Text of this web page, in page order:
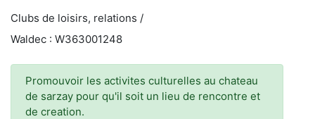
Clubs de loisirs, relations /
Waldec : W363001248
Promouvoir les activites culturelles au chateau
de sarzay pour qu'il soit un lieu de rencontre et
de creation.